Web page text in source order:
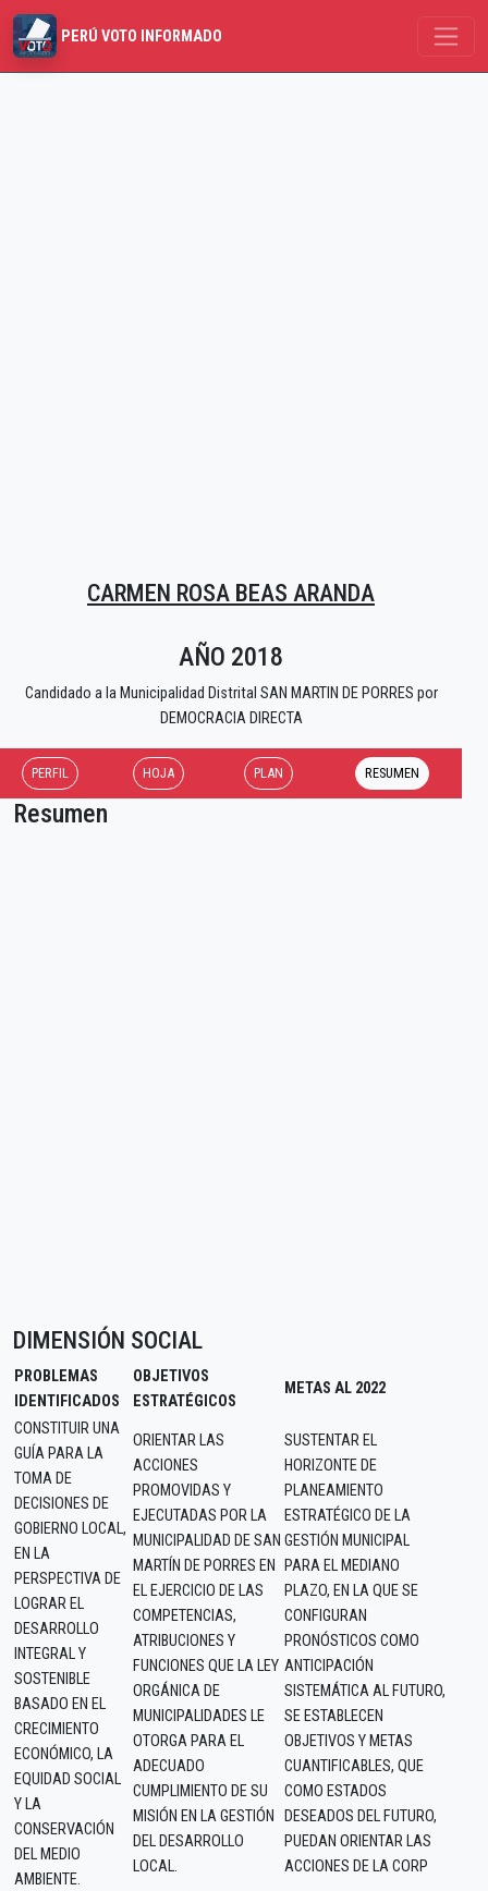
PERÚ VOTO INFORMADO
CARMEN ROSA BEAS ARANDA
AÑO 2018
Candidado a la Municipalidad Distrital SAN MARTIN DE PORRES por
DEMOCRACIA DIRECTA
PERFIL HOJA PLAN RESUMEN
Resumen
DIMENSIÓN SOCIAL
PROBLEMAS
IDENTIFICADOS
OBJETIVOS
ESTRATÉGICOS
METAS AL 2022
CONSTITUIR UNA
GUÍA PARA LA
TOMA DE
DECISIONES DE
GOBIERNO LOCAL,
EN LA
PERSPECTIVA DE
LOGRAR EL
DESARROLLO
INTEGRAL Y
SOSTENIBLE
BASADO EN EL
CRECIMIENTO
ECONÓMICO, LA
EQUIDAD SOCIAL
Y LA
CONSERVACIÓN
DEL MEDIO
AMBIENTE.
ORIENTAR LAS
ACCIONES
PROMOVIDAS Y
EJECUTADAS POR LA
MUNICIPALIDAD DE SAN
MARTÍN DE PORRES EN
EL EJERCICIO DE LAS
COMPETENCIAS,
ATRIBUCIONES Y
FUNCIONES QUE LA LEY
ORGÁNICA DE
MUNICIPALIDADES LE
OTORGA PARA EL
ADECUADO
CUMPLIMIENTO DE SU
MISIÓN EN LA GESTIÓN
DEL DESARROLLO
LOCAL.
SUSTENTAR EL
HORIZONTE DE
PLANEAMIENTO
ESTRATÉGICO DE LA
GESTIÓN MUNICIPAL
PARA EL MEDIANO
PLAZO, EN LA QUE SE
CONFIGURAN
PRONÓSTICOS COMO
ANTICIPACIÓN
SISTEMÁTICA AL FUTURO,
SE ESTABLECEN
OBJETIVOS Y METAS
CUANTIFICABLES, QUE
COMO ESTADOS
DESEADOS DEL FUTURO,
PUEDAN ORIENTAR LAS
ACCIONES DE LA CORP